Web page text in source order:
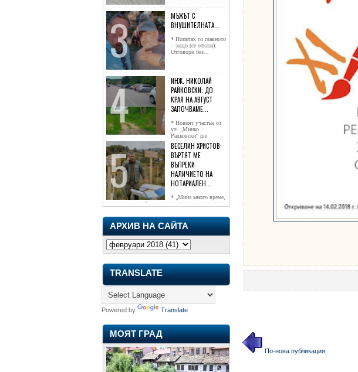
МЪЖЪТ С
ВНУШИТЕЛНАТА...
* Попитах го главното
– защо (се отказа).
Отговори без...
ИНЖ. НИКОЛАЙ
РАЙКОВСКИ: ДО
КРАЯ НА АВГУСТ
ЗАПОЧВАМЕ...
* Новият участък от
ул. „Минко
Радковски“ ще
достигне жк...
ВЕСЕЛИН ХРИСТОВ:
ВЪРТЯТ МЕ
ВЪПРЕКИ
НАЛИЧИЕТО НА
НОТАРИАЛЕН...
* „Мина много време,
чаках го да се обади, но нищо не...
АРХИВ НА САЙТА
TRANSLATE
Powered by Translate
МОЯТ ГРАД
По-нова публикация